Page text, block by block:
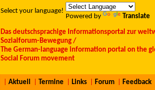
Select your language!
Powered by Translate
Das deutschsprachige Informationsportal zur
Sozialforum-Bewegung /
The German-language information portal on the
Social Forum movement
Aktuell Termine Links Forum Feedback